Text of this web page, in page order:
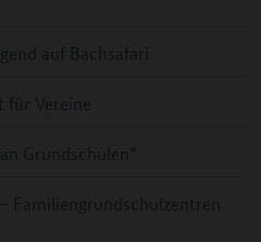
auf Bachsafari
für Vereine
Grundschulen“
Familiengrundschulzentren